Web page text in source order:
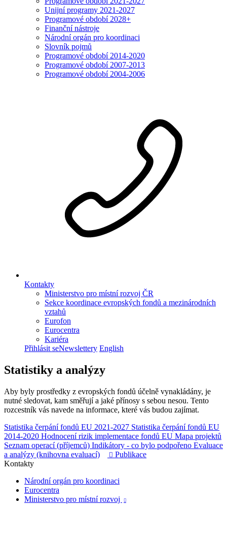
Unijní programy 2021-2027
Programové období 2028+
Finanční nástroje
Národní orgán pro koordinaci
Slovník pojmů
Programové období 2014-2020
Programové období 2007-2013
Programové období 2004-2006
Kontakty
Ministerstvo pro místní rozvoj ČR
Sekce koordinace evropských fondů a mezinárodních
vztahů
Eurofon
Eurocentra
Kariéra
Přihlásit seNewslettery English
Statistiky a analýzy
Aby byly prostředky z evropských fondů účelně vynakládány, je
nutné sledovat, kam směřují a jaké přínosy s sebou nesou. Tento
rozcestník vás navede na informace, které vás budou zajímat.
Statistika čerpání fondů EU 2021-2027 Statistika čerpání fondů EU
2014-2020 Hodnocení rizik implementace fondů EU Mapa projektů
Seznam operací (příjemců) Indikátory - co bylo podpořeno Evaluace
a analýzy (knihovna evaluací)
 Publikace
Kontakty
Národní orgán pro koordinaci
Eurocentra
Ministerstvo pro místní rozvoj
